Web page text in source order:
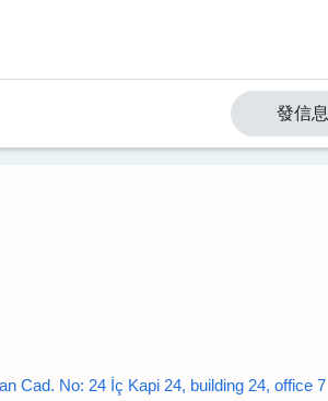
發信息
Cad. No: 24 İç Kapi 24, building 24, office 7